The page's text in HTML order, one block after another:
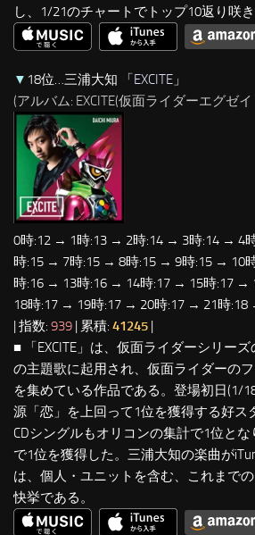
し、1/21のチャートでトップ10返り咲き
▼ 18位…三浦大知 「EXCITE 」
(アルバム: EXCITE(仮面ライダーエグゼ
0時:12 → 1時:13 → 2時:14 → 3時:14 → 4
時:15 → 7時:15 → 8時:15 → 9時:15 → 10
時:16 → 13時:16 → 14時:17 → 15時:17 →
18時:17 → 19時:17 → 20時:17 → 21時:18
| 指数: 939 | 累積: 41245 |
■ 「EXCITE」は、仮面ライダーシリー
の主題歌に起用され、仮面ライダーの
を集めている作品である。登場初日(1/
源「恋」を上回って1位を獲得する好ス
CDシングルもオリコンの集計で1位と
で1位を獲得した。三浦大知の楽曲が
は、個人・ユニットを含む、これまで
快挙である。